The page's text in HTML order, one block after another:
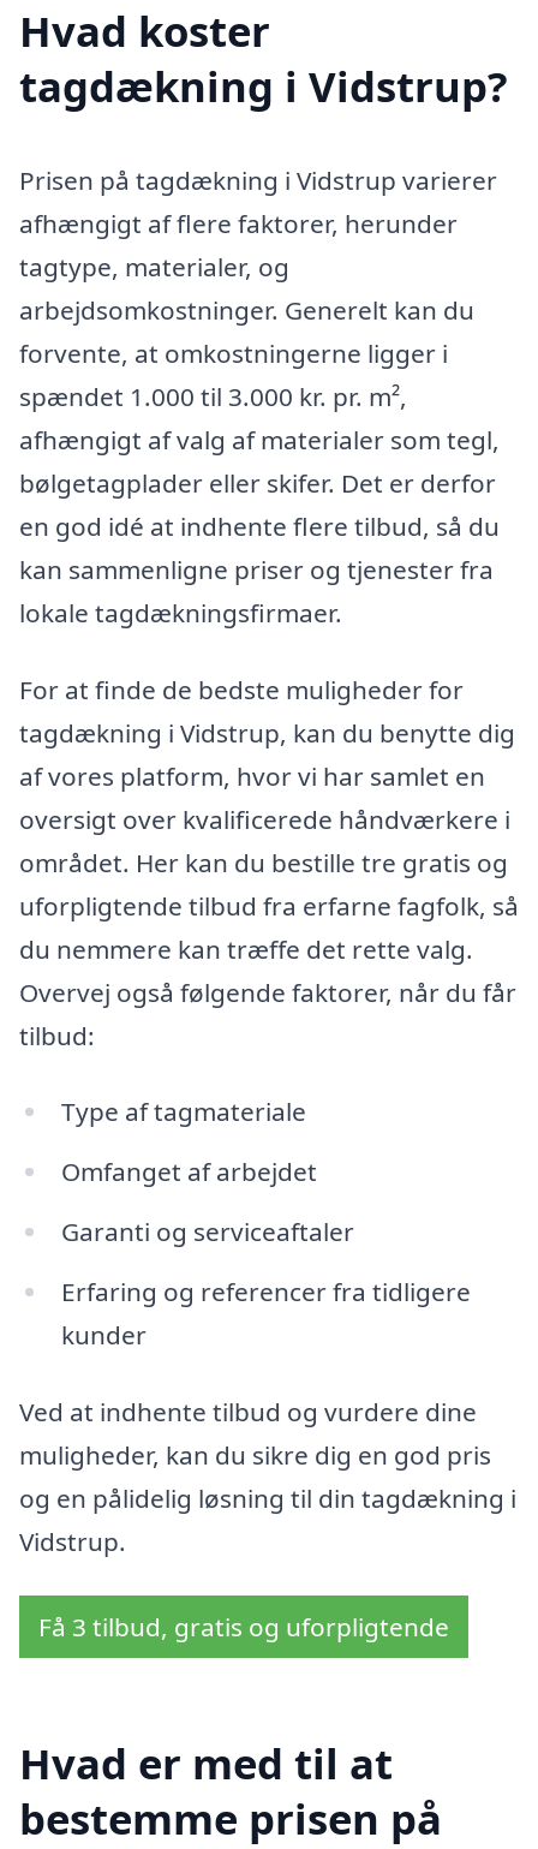
Hvad koster
tagdækning i Vidstrup?
Prisen på tagdækning i Vidstrup varierer
afhængigt af flere faktorer, herunder
tagtype, materialer, og
arbejdsomkostninger. Generelt kan du
forvente, at omkostningerne ligger i
spændet 1.000 til 3.000 kr. pr. m²,
afhængigt af valg af materialer som tegl,
bølgetagplader eller skifer. Det er derfor
en god idé at indhente flere tilbud, så du
kan sammenligne priser og tjenester fra
lokale tagdækningsfirmaer.
For at finde de bedste muligheder for
tagdækning i Vidstrup, kan du benytte dig
af vores platform, hvor vi har samlet en
oversigt over kvalificerede håndværkere i
området. Her kan du bestille tre gratis og
uforpligtende tilbud fra erfarne fagfolk, så
du nemmere kan træffe det rette valg.
Overvej også følgende faktorer, når du får
tilbud:
Type af tagmateriale
Omfanget af arbejdet
Garanti og serviceaftaler
Erfaring og referencer fra tidligere
kunder
Ved at indhente tilbud og vurdere dine
muligheder, kan du sikre dig en god pris
og en pålidelig løsning til din tagdækning i
Vidstrup.
Få 3 tilbud, gratis og uforpligtende
Hvad er med til at
bestemme prisen på